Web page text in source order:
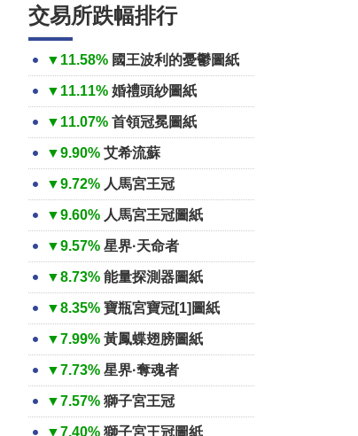
交易所跌幅排行
▼11.58% 國王波利的憂鬱圖紙
▼11.11% 婚禮頭紗圖紙
▼11.07% 首領冠冕圖紙
▼9.90% 艾希流蘇
▼9.72% 人馬宮王冠
▼9.60% 人馬宮王冠圖紙
▼9.57% 星界·天命者
▼8.73% 能量探測器圖紙
▼8.35% 寶瓶宮寶冠[1]圖紙
▼7.99% 黃鳳蝶翅膀圖紙
▼7.73% 星界·奪魂者
▼7.57% 獅子宮王冠
▼7.40% 獅子宮王冠圖紙